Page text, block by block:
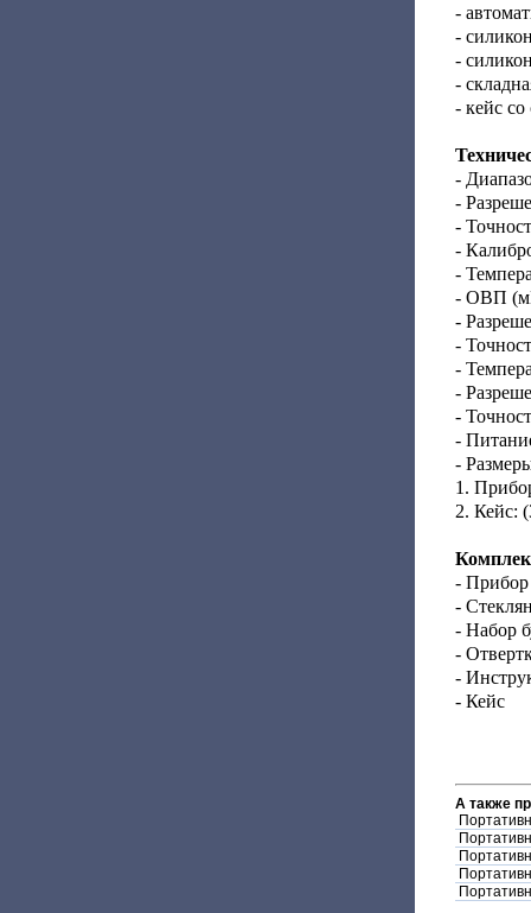
-
-
-
-
- кейс
-
-
-
-
-
- ОВП
-
-
-
-
-
-
-
1.
2. Кейс:
- Прибор
-
- Набор
-
-
- Кейс
А также